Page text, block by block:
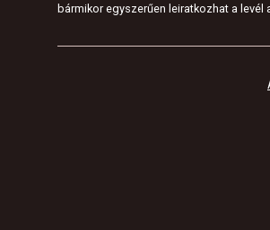
bármikor egyszerűen leiratkozhat a levél